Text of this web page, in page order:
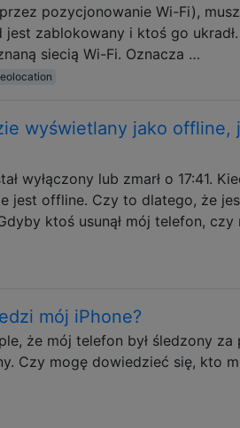
pozycjonowanie Wi-Fi),
jest zablokowany i ktoś go
siecią Wi-Fi. Oznacza …
wyświetlany jako offline,
wyłączony lub zmarł o 17:41.
jest offline. Czy to dlatego, że
ktoś usunął mój telefon, czy
mój iPhone?
że mój telefon był śledzony
Czy mogę dowiedzieć się, kto